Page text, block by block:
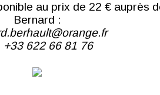
au prix de 22 € auprès
Bernard :
+33 622 66 81 76